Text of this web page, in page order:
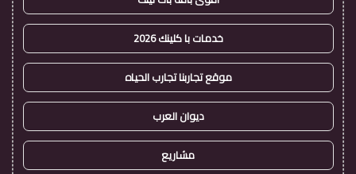
خدمات با كلينك 2026
موقع تجاربنا تجارب الحياه
ديوان العرب
مشاريع